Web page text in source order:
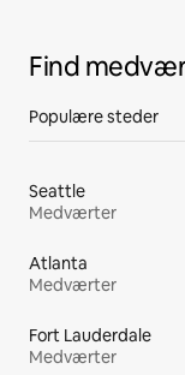
Find
Populære steder
Seattle
Medværter
Atlanta
Medværter
Fort Lauderdale
Medværter